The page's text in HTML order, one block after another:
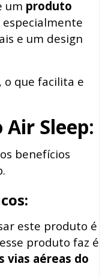
um produto
especialmente
e um design
o que facilita e
Air Sleep:
benefícios
este produto é
produto faz é
vias aéreas do